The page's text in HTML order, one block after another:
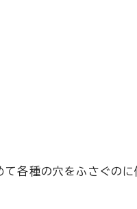
各種の穴をふさぐのに